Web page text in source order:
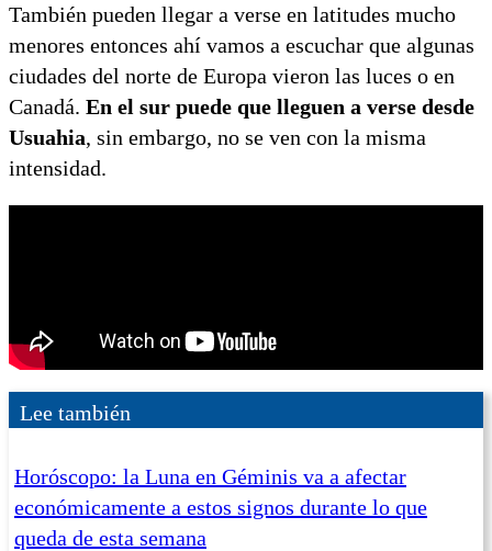
También pueden llegar a verse en latitudes mucho
menores entonces ahí vamos a escuchar que algunas
ciudades del norte de Europa vieron las luces o en
Canadá. En el sur puede que lleguen a verse desde
Usuahia, sin embargo, no se ven con la misma
intensidad.
Lee también
Horóscopo: la Luna en Géminis va a afectar
económicamente a estos signos durante lo que
queda de esta semana